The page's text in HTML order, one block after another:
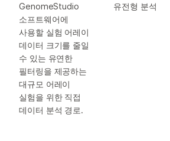
GenomeStudio
소프트웨어에
사용할 실험 어레이
데이터 크기를 줄일
수 있는 유연한
필터링을 제공하는
대규모 어레이
실험을 위한 직접
데이터 분석 경로.
유전형 분석